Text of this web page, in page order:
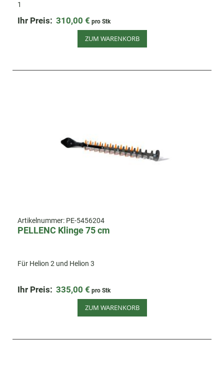
1
Ihr Preis: 310,00 € pro Stk
ZUM WARENKORB
Artikelnummer: PE-5456204
PELLENC Klinge 75 cm
Für Helion 2 und Helion 3
Ihr Preis: 335,00 € pro Stk
ZUM WARENKORB